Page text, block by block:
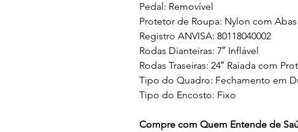
Pedal: Removível
Protetor de Roupa: Nylon com Abas
Registro ANVISA: 80118040002
Rodas Dianteiras: 7″ Inflável
Rodas Traseiras: 24″ Raiada com
Tipo do Quadro: Fechamento em
Tipo do Encosto: Fixo
Compre com Quem Entende de